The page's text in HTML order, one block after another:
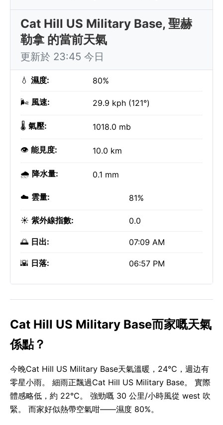
Cat Hill US Military Base, 聖赫
勒拿 的當前天氣
更新於 23:45 今日
💧 濕度: 80%
🌬️ 風速: 29.9 kph (121°)
🌡️ 氣壓: 1018.0 mb
👁️ 能見度: 10.0 km
🌧️ 降水量: 0.1 mm
☁️ 雲量: 81%
☀️ 紫外線指數: 0.0
🌅 日出: 07:09 AM
🌇 日落: 06:57 PM
Cat Hill US Military Base而家嘅天氣
係點？
今晚Cat Hill US Military Base天氣溫暖，24°C，週边有
零星小雨。 細雨正飄過Cat Hill US Military Base。 實際
體感略低，約 22°C。 強勁嘅 30 公里/小時風從 west 吹
緊。 而家好似熱帶空氣咁——濕度 80%。